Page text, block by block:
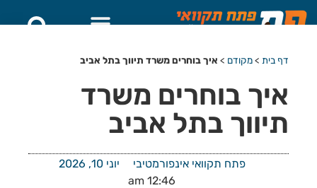
דף בית >מקודם > איך בוחרים משרד תיווך בתל אביב
איך בוחרים משרד
תיווך בתל אביב
פתח תקוואי אינפורמטיבי
יוני 10, 2026
12:46 am